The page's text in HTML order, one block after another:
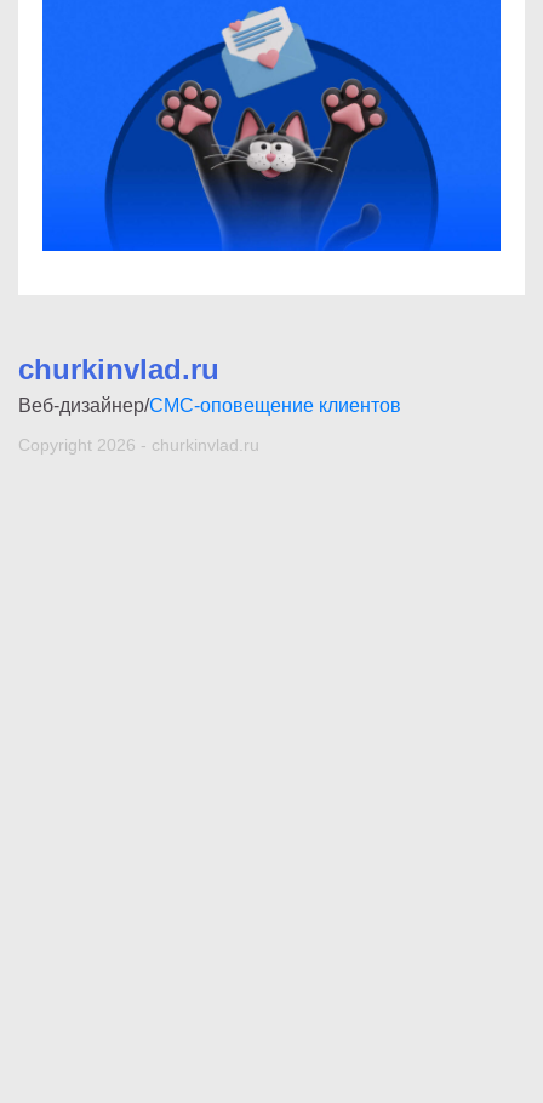
churkinvlad.ru
Веб-дизайнер/СМС-оповещение клиентов
Copyright 2026 - churkinvlad.ru